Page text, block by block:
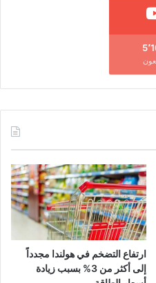
ارتفاع التضخم في هولندا مجدداً
إلى أكثر من 3% بسبب زيادة